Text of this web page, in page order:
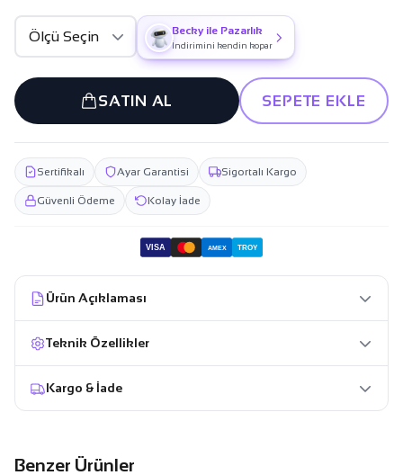
Becky ile Pazarlık
İndirimini kendin kopar
SATIN AL SEPETE EKLE
Sertifikalı Ayar Garantisi Sigortalı Kargo
Güvenli Ödeme Kolay İade
VISA AMEX TROY
Ürün Açıklaması
Teknik Özellikler
Kargo & İade
Benzer Ürünler
130.449,99 TL